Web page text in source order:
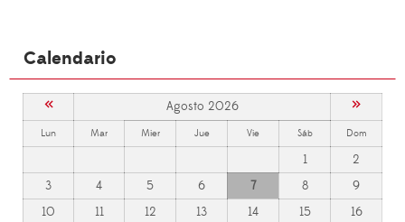
Calendario
« Agosto 2026 »
Lun Mar Mier Jue Vie Sáb Dom
1
2
3
4 5 6 7 8
9
10
11 12 13 14 15
16